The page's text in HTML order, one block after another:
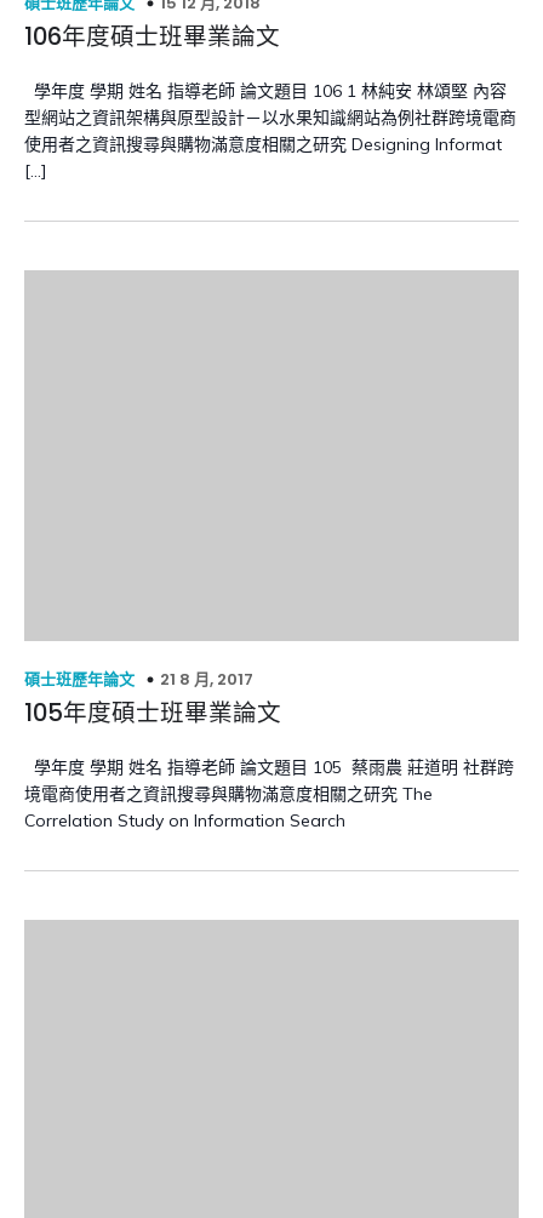
106年度碩士班畢業論文
學年度 學期 姓名 指導老師 論文題目 106 1 林純安 林頌堅 內容
型網站之資訊架構與原型設計－以水果知識網站為例社群跨境電商
使用者之資訊搜尋與購物滿意度相關之研究 Designing Informat
[…]
碩士班歷年論文 21 8 月, 2017
105年度碩士班畢業論文
學年度 學期 姓名 指導老師 論文題目 105 蔡雨農 莊道明 社群跨
境電商使用者之資訊搜尋與購物滿意度相關之研究 The
Correlation Study on Information Search